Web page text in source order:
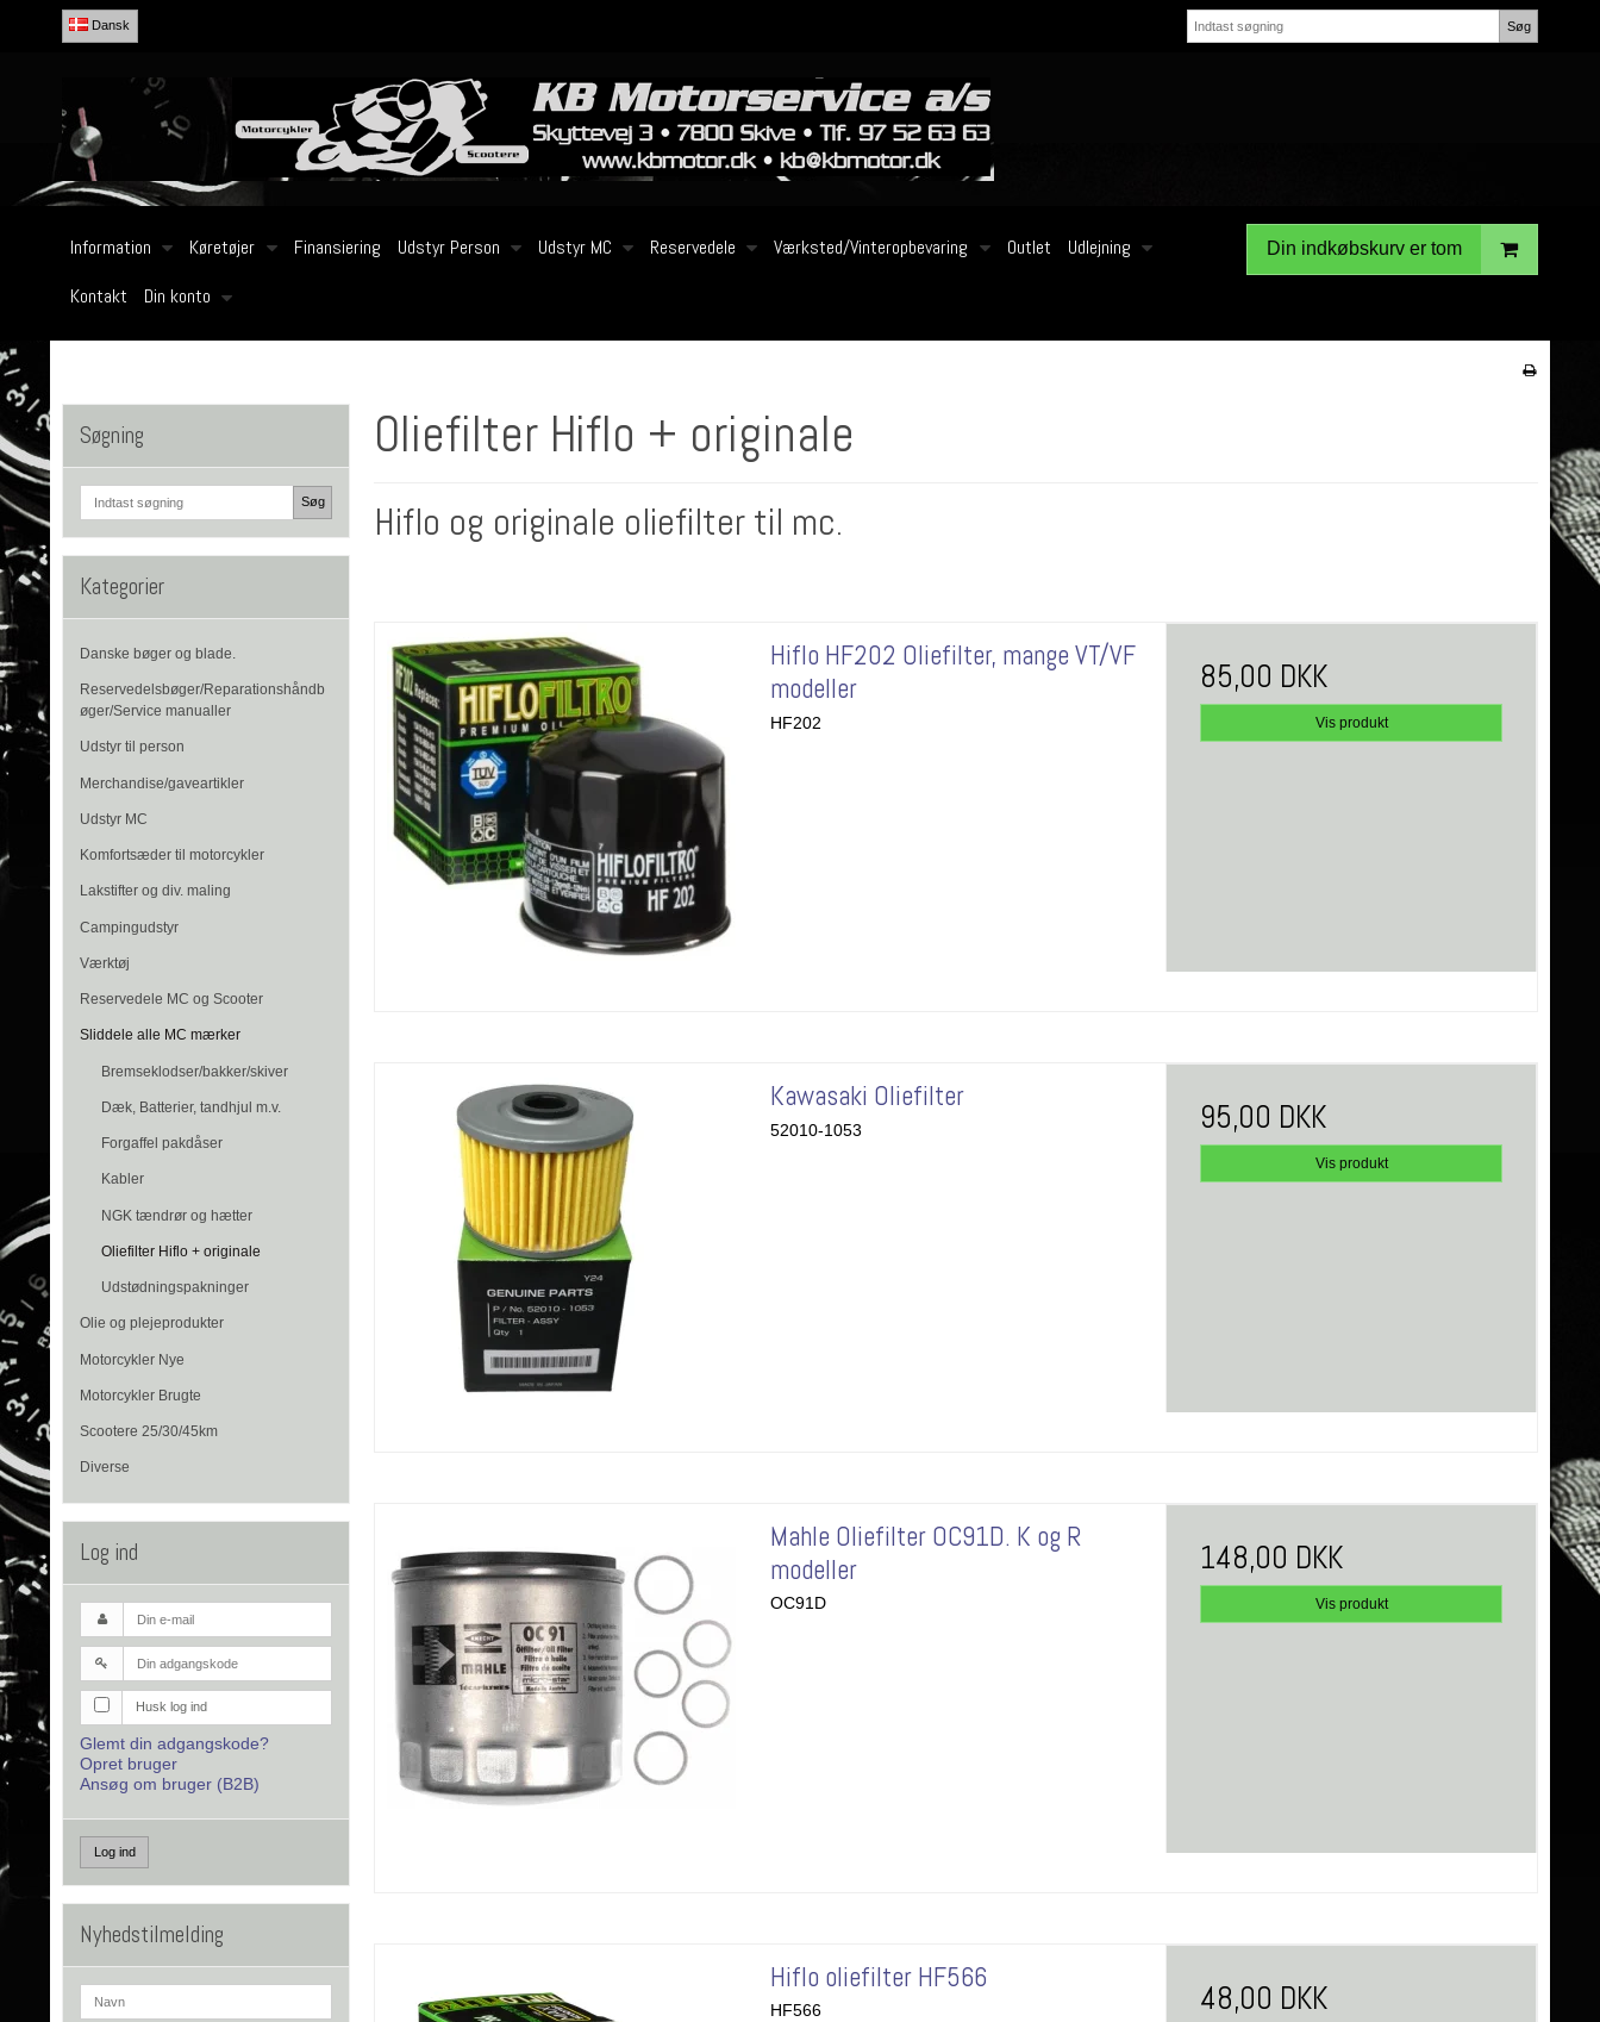
Dansk Søg
Information Køretøjer Finansiering Udstyr Person Udstyr MC Reservedele Værksted/Vinteropbevaring Outlet
Udlejning
Kontakt
Din konto
Din indkøbskurv er tom
Søgning
Søg
Kategorier
Danske bøger og blade.
Reservedelsbøger/Reparationshåndb
øger/Service manualler
Udstyr til person
Merchandise/gaveartikler
Udstyr MC
Komfortsæder til motorcykler
Lakstifter og div. maling
Campingudstyr
Værktøj
Reservedele MC og Scooter
Sliddele alle MC mærker
Bremseklodser/bakker/skiver
Dæk, Batterier, tandhjul m.v.
Forgaffel pakdåser
Kabler
NGK tændrør og hætter
Oliefilter Hiflo + originale
Udstødningspakninger
Olie og plejeprodukter
Motorcykler Nye
Motorcykler Brugte
Scootere 25/30/45km
Diverse
Log ind
Husk log ind
Glemt din adgangskode?
Opret bruger
Ansøg om bruger (B2B)
Log ind
Nyhedstilmelding
Oliefilter Hiflo + originale
Hiflo og originale oliefilter til mc.
Hiflo HF202 Oliefilter, mange VT/VF
modeller
HF202
85,00 DKK
Vis produkt
Kawasaki Oliefilter
52010-1053 95,00 DKK
Vis produkt
Mahle Oliefilter OC91D. K og R
modeller
OC91D
148,00 DKK
Vis produkt
Hiflo oliefilter HF566
HF566 48,00 DKK